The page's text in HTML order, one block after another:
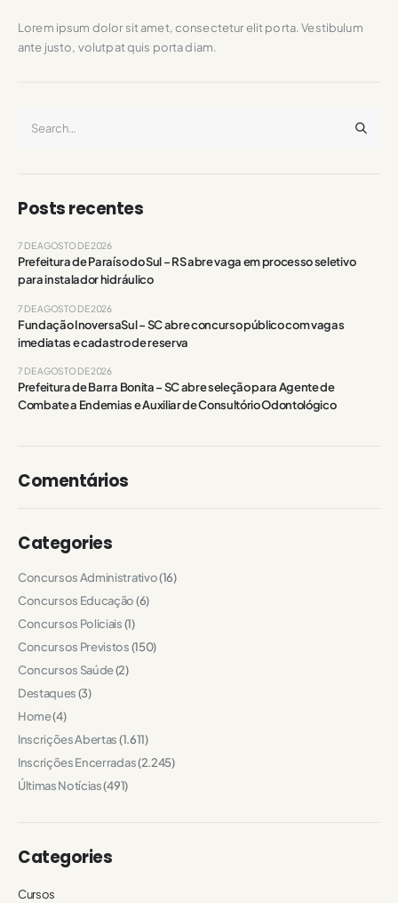
Lorem ipsum dolor sit amet, consectetur elit porta. Vestibulum
ante justo, volutpat quis porta diam.
Posts recentes
Prefeitura de Paraíso do Sul – RS abre vaga em processo seletivo
para instalador hidráulico
7 DE AGOSTO DE 2026
Fundação InoversaSul – SC abre concurso público com vagas
imediatas e cadastro de reserva
7 DE AGOSTO DE 2026
Prefeitura de Barra Bonita – SC abre seleção para Agente de
Combate a Endemias e Auxiliar de Consultório Odontológico
7 DE AGOSTO DE 2026
Comentários
Categories
Concursos Administrativo(16)
Concursos Educação(6)
Concursos Policiais(1)
Concursos Previstos(150)
Concursos Saúde(2)
Destaques(3)
Home(4)
Inscrições Abertas(1.611)
Inscrições Encerradas(2.245)
Últimas Notícias(491)
Categories
Cursos